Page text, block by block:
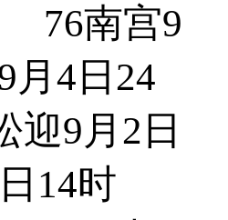
南宫9
月4日24
9月2日
日14时